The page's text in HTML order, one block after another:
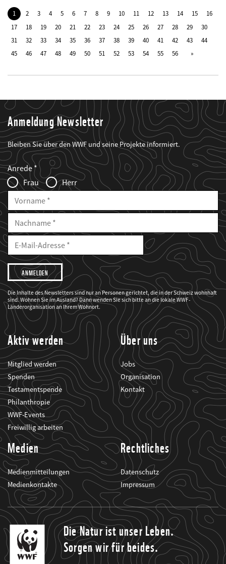
1 2 3 4 5 6 7 8 9 10 11 12 13 14 15
16
17
18 19 20 21 22 23 24 25 26 27 28 29
30
31
32 33 34 35 36 37 38 39 40 41 42 43
44
45
46 47 48 49 50 51 52 53 54 55 56
Anmeldung Newsletter
Bleiben Sie über den WWF und seine Projekte informiert.
Web2Case
Infofelder
Fieldset
anrede_name
Anrede
Frau
Herr
Vorname
Nachname
E-
Mailadresse
E-
Adresse
Ich
möchte,
dass
der
WWF
mich
über
seine
Projekte
informiert.
Die Inhalte des Newsletters sind nur an Personen gerichtet, die in der Schweiz wohnhaft
sind. Wohnen Sie im Ausland? Dann wenden Sie sich bitte an die lokale WWF-
Länderorganisation an Ihrem Wohnort.
Aktiv werden
Mitglied werden
Spenden
Testamentspende
Philanthropie
WWF-Events
Freiwillig arbeiten
Über uns
Jobs
Organisation
Kontakt
Medien
Medienmitteilungen
Medienkontakte
Rechtliches
Datenschutz
Impressum
Die Natur ist unser Leben.
Sorgen wir für beides.